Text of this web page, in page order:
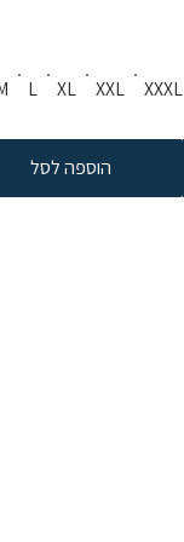
L XL XXL XXXL
הוספה לסל